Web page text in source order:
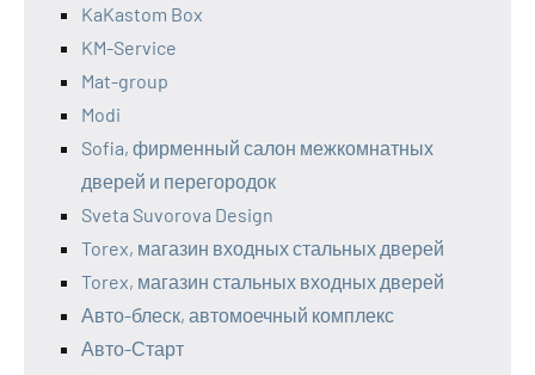
KaKastom Box
KM-Service
Mat-group
Modi
Sofia, фирменный салон межкомнатных
дверей и перегородок
Sveta Suvorova Design
Torex, магазин входных стальных дверей
Torex, магазин стальных входных дверей
Авто-блеск, автомоечный комплекс
Авто-Старт